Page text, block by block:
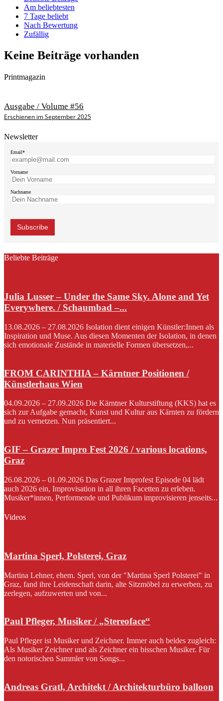
Am beliebtesten
7 Tage beliebt
Nach Bewertung
Zufällig
Keine Beiträge vorhanden
Printmagazin
Ausgabe / Volume #56
Erschienen im September 2025
Newsletter
Email*
Vorname
Nachname
Beliebte Beiträge
Julia Lusser – Under the Same Sky. Alone and Yet
Everywhere. / Schaumbad –...
13.08.2026 – 27.08.2026 Isolation dient einigen Künstler:Innen als
Inspiration und Muse. Aus diesen Momenten der Isolation, in denen
sich emotionale Zustände in materielle Formen übersetzen,...
FROM CARINTHIA – Kärntner Positionen /
Künstlerhaus Wien
04.09.2026 – 27.09.2026 Die Kärntner Kulturstiftung (KKS) hat es
sich zur Aufgabe gemacht, Kunst und Kultur aus Kärnten zu fördern
und zu vernetzen. Nun präsentiert...
GIF – Grazer Impro Fest 2026 / various locations,
Graz
26.08.2026 – 01.09.2026 Das Grazer Improfest Episode 04 lädt
auch 2026 ein, Improvisation in all ihren Facetten zu erleben.
Musiker*innen, Performende und Publikum improvisieren jenseits...
Videos
Martina Sperl, Polsterei, Graz
Martina Lehner, ehem. Sperl, von der "Martina Sperl Polsterei" in
Graz, fand ihre Leidenschaft darin, alte Sitzmöbel zu erwerben, zu
zerlegen, aufzuwerten und von...
Paul Pfleger, Musiker / „Stereoface“
Paul Pfleger ist Musiker und Zeichner. Immer auch beides zugleich:
Als Musiker Zeichner und als Zeichner ein bisschen Musiker. Für
den notorischen Sammler von Songs...
Andreas Gratl, Architekt / Architekturbüro balloon